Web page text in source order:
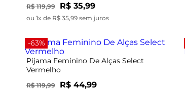
R$ 119,99 R$ 35,99
ou 1x de R$ 35,99 sem juros
-63%
Pijama Feminino De Alças Select
Vermelho
R$ 119,99 R$ 44,99